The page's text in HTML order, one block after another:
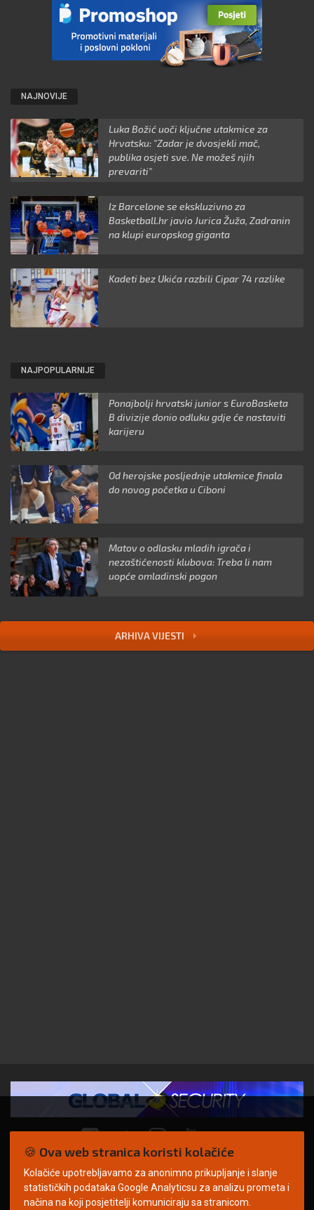
NAJNOVIJE
Luka Božić uoči ključne utakmice za
Hrvatsku: "Zadar je dvosjekli mač,
publika osjeti sve. Ne možeš njih
prevariti"
Iz Barcelone se ekskluzivno za
Basketball.hr javio Jurica Žuža, Zadranin
na klupi europskog giganta
Kadeti bez Ukića razbili Cipar 74 razlike
NAJPOPULARNIJE
Ponajbolji hrvatski junior s EuroBasketa
B divizije donio odluku gdje će nastaviti
karijeru
Od herojske posljednje utakmice finala
do novog početka u Ciboni
Matov o odlasku mladih igrača i
nezaštićenosti klubova: Treba li nam
uopće omladinski pogon
ARHIVA VIJESTI
© Copyright 2026. | ARILEO
🍪 Ova web stranica koristi kolačiće
Kolačiće upotrebljavamo za anonimno prikupljanje i slanje
statističkih podataka Google Analyticsu za analizu prometa i
načina na koji posjetitelji komuniciraju sa stranicom.